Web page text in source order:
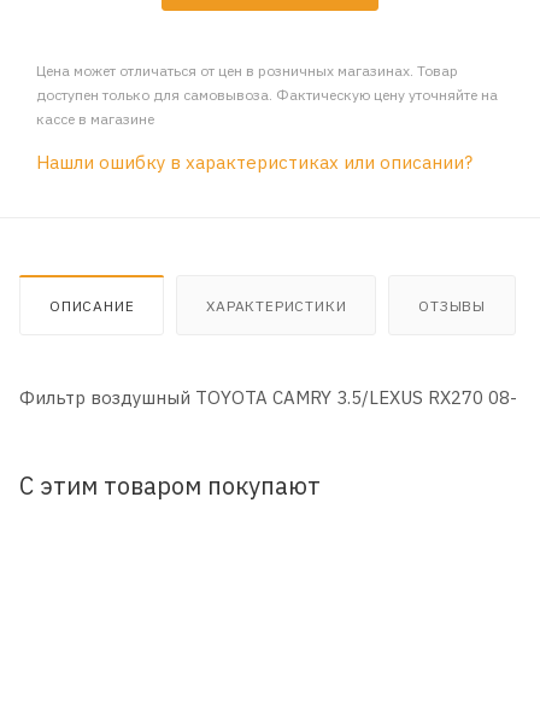
Цена может отличаться от цен в розничных магазинах. Товар
доступен только для самовывоза. Фактическую цену уточняйте на
кассе в магазине
Нашли ошибку в характеристиках или описании?
ОПИСАНИЕ ХАРАКТЕРИСТИКИ ОТЗЫВЫ
Фильтр воздушный TOYOTA CAMRY 3.5/LEXUS RX270 08-
С этим товаром покупают